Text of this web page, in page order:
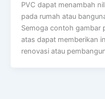
PVC dapat menambah
pada rumah atau
Semoga contoh gambar
atas dapat memberikan
renovasi atau